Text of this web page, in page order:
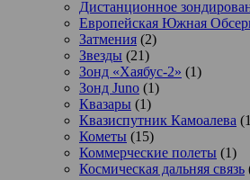
Дистанционное
Европейская Южная
Затмения (2)
Звезды (21)
Зонд «Хаябус-2» (1)
Зонд Juno (1)
Квазары (1)
Квазиспутник Камоалева
Кометы (15)
Коммерческие полеты (1)
Космическая дальняя связь